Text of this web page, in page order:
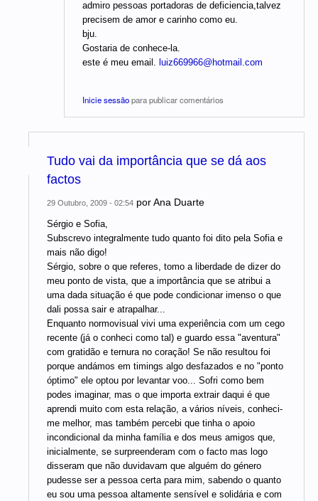
admiro pessoas portadoras de deficiencia,talvez
precisem de amor e carinho como eu.
bju.
Gostaria de conhece-la.
este é meu email. luiz669966@hotmail.com
Inicie sessãopara publicar comentários
Tudo vai da importância que se dá aos
factos
29 Outubro, 2009 - 02:54 porAna Duarte
Sérgio e Sofia,
Subscrevo integralmente tudo quanto foi dito pela Sofia e
mais não digo!
Sérgio, sobre o que referes, tomo a liberdade de dizer do
meu ponto de vista, que a importância que se atribui a
uma dada situação é que pode condicionar imenso o que
dali possa sair e atrapalhar...
Enquanto normovisual vivi uma experiência com um cego
recente (já o conheci como tal) e guardo essa "aventura"
com gratidão e ternura no coração! Se não resultou foi
porque andámos em timings algo desfazados e no "ponto
óptimo" ele optou por levantar voo... Sofri como bem
podes imaginar, mas o que importa extrair daqui é que
aprendi muito com esta relação, a vários níveis, conheci-
me melhor, mas também percebi que tinha o apoio
incondicional da minha família e dos meus amigos que,
inicialmente, se surpreenderam com o facto mas logo
disseram que não duvidavam que alguém do género
pudesse ser a pessoa certa para mim, sabendo o quanto
eu sou uma pessoa altamente sensível e solidária e com